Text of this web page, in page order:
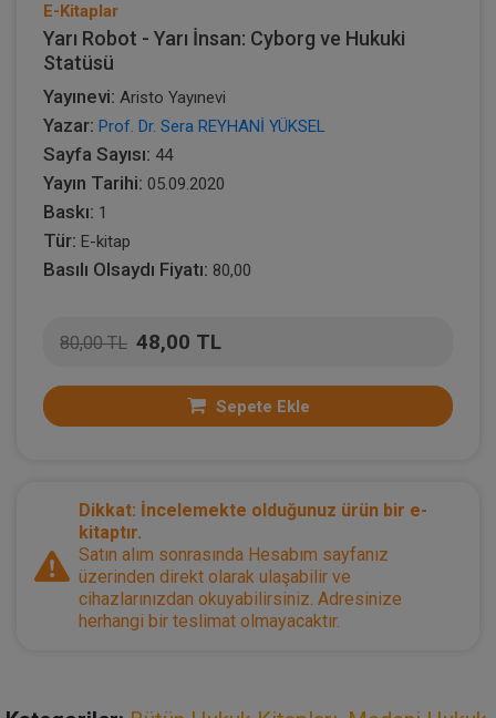
E-Kitaplar
Yarı Robot - Yarı İnsan: Cyborg ve Hukuki
Statüsü
Yayınevi: Aristo Yayınevi
Yazar: Prof. Dr. Sera REYHANİ YÜKSEL
Sayfa Sayısı: 44
Yayın Tarihi: 05.09.2020
Baskı: 1
Tür: E-kitap
Basılı Olsaydı Fiyatı: 80,00
80,00 TL 48,00 TL
Sepete Ekle
Dikkat: İncelemekte olduğunuz ürün bir e-
kitaptır.
Satın alım sonrasında Hesabım sayfanız
üzerinden direkt olarak ulaşabilir ve
cihazlarınızdan okuyabilirsiniz. Adresinize
herhangi bir teslimat olmayacaktır.